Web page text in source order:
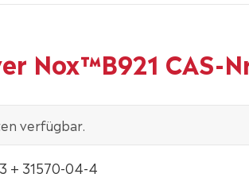
Nox™B921 CAS-
verfügbar.
+ 31570-04-4